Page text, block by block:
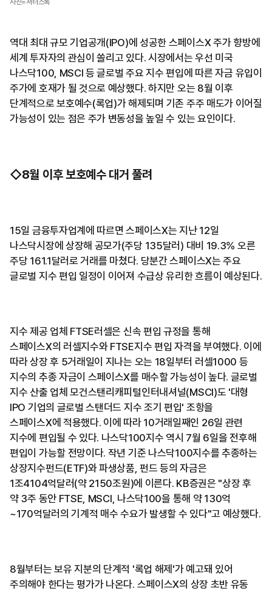
역대 최대 규모 기업공개(IPO)에 성공한 스페이스X 주가 향방에
세계 투자자의 관심이 쏠리고 있다. 시장에서는 우선 미국
나스닥100, MSCI 등 글로벌 주요 지수 편입에 따른 자금 유입이
주가에 호재가 될 것으로 예상했다. 하지만 오는 8월 이후
단계적으로 보호예수(록업)가 해제되며 기존 주주 매도가 이어질
가능성이 있는 점은 주가 변동성을 높일 수 있는 요인이다.
◇8월 이후 보호예수 대거 풀려
15일 금융투자업계에 따르면 스페이스X는 지난 12일
나스닥시장에 상장해 공모가(주당 135달러) 대비 19.3% 오른
주당 161.1달러로 거래를 마쳤다. 당분간 스페이스X는 주요
글로벌 지수 편입 일정이 이어져 수급상 유리한 흐름이 예상된다.
지수 제공 업체 FTSE러셀은 신속 편입 규정을 통해
스페이스X의 러셀지수와 FTSE지수 편입 자격을 부여했다. 이에
따라 상장 후 5거래일이 지나는 오는 18일부터 러셀1000 등
지수의 추종 자금이 스페이스X를 매수할 가능성이 높다. 글로벌
지수 산출 업체 모건스탠리캐피털인터내셔널(MSCI)도 '대형
IPO 기업의 글로벌 스탠더드 지수 조기 편입' 조항을
스페이스X에 적용했다. 이에 따라 10거래일째인 26일 관련
지수에 편입될 수 있다. 나스닥100지수 역시 7월 6일을 전후해
편입이 가능할 전망이다. 작년 기준 나스닥100지수를 추종하는
상장지수펀드(ETF)와 파생상품, 펀드 등의 자금은
1조4104억달러(약 2150조원)에 이른다. KB증권은 "상장 후
약 3주 동안 FTSE, MSCI, 나스닥100을 통해 약 130억
~170억달러의 기계적 매수 수요가 발생할 수 있다"고 예상했다.
8월부터는 보유 지분의 단계적 '록업 해제'가 예고돼 있어
주의해야 한다는 평가가 나온다. 스페이스X의 상장 초반 유동